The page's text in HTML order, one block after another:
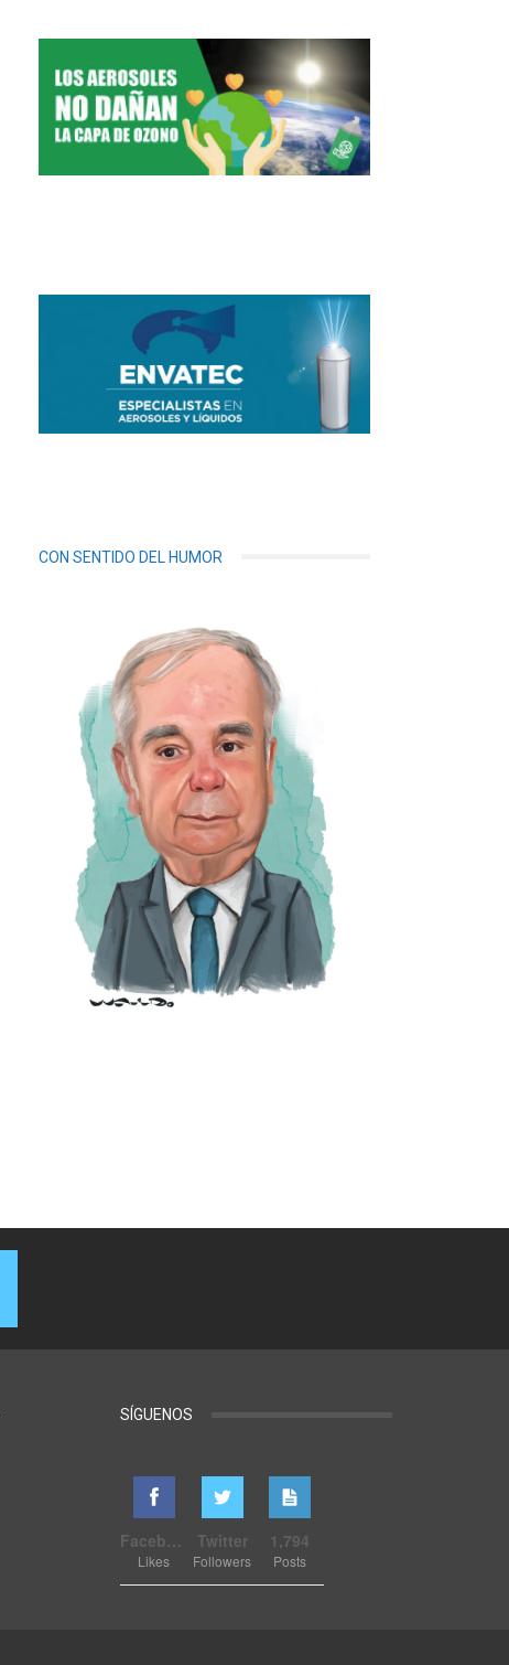
CON SENTIDO DEL HUMOR
SÍGUENOS
Facebook
Likes
Twitter
Followers
1,794
Posts